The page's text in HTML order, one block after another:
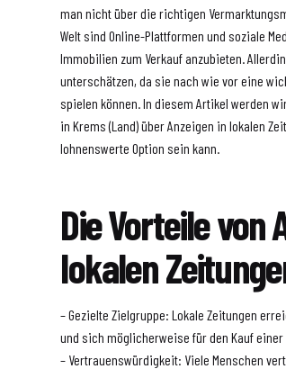
man nicht über die richtigen
Welt sind Online-Plattformen und soziale
Immobilien zum Verkauf anzubieten.
unterschätzen, da sie nach wie vor eine
spielen können. In diesem Artikel werden
in Krems (Land) über Anzeigen in lokalen
lohnenswerte Option sein kann.
Die Vorteile von
lokalen
– Gezielte Zielgruppe: Lokale Zeitungen
und sich möglicherweise für den Kauf
– Vertrauenswürdigkeit: Viele Menschen